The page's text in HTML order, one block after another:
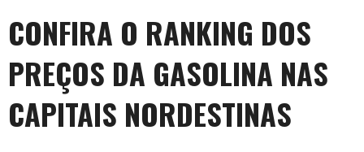
CONFIRA O RANKING DOS
PREÇOS DA GASOLINA NAS
CAPITAIS NORDESTINAS